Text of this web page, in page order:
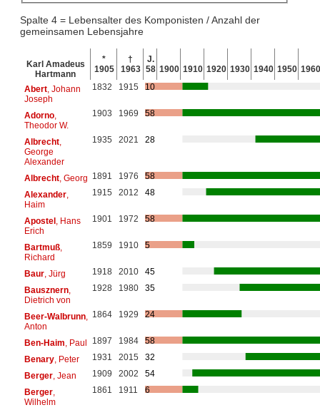
Spalte 4 = Lebensalter des Komponisten / Anzahl der
gemeinsamen Lebensjahre
Karl Amadeus
Hartmann
*
1905
†
1963
J.
58 1900 1910 1920 1930 1940 1950 1960
Abert, Johann
Joseph
1832 1915 10
Adorno,
Theodor W.
1903 1969 58
Albrecht,
George
Alexander
1935 2021 28
Albrecht, Georg 1891 1976
58
Alexander,
Haim
1915 2012 48
Apostel, Hans
Erich
1901 1972 58
Bartmuß,
Richard
1859 1910 5
Baur, Jürg 1918 2010
45
Bausznern,
Dietrich von
1928 1980 35
Beer-Walbrunn,
Anton
1864 1929 24
Ben-Haim , Paul 1897 1984
58
Benary, Peter 1931 2015
32
Berger, Jean 1909 2002
54
Berger,
Wilhelm
1861 1911 6